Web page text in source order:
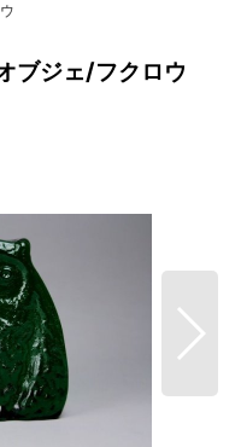
ブジェ/フクロウ